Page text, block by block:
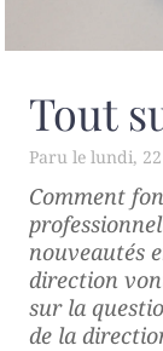
Tout
lundi,
Comment
nouveautés
direction
sur la
de la